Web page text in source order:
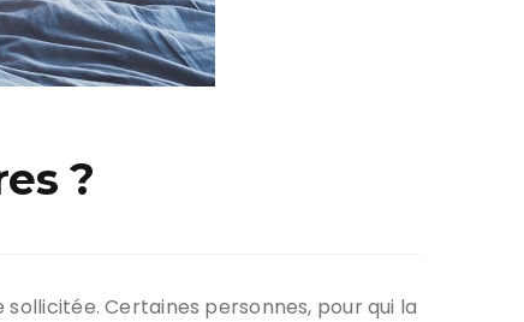
?
Certaines personnes, pour qui la